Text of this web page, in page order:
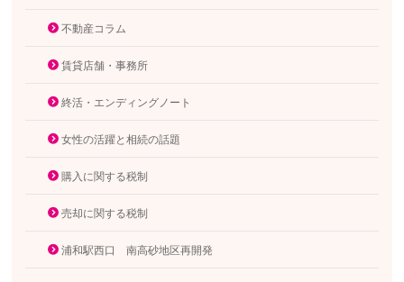
不動産コラム
賃貸店舗・事務所
終活・エンディングノート
女性の活躍と相続の話題
購入に関する税制
売却に関する税制
浦和駅西口 南高砂地区再開発